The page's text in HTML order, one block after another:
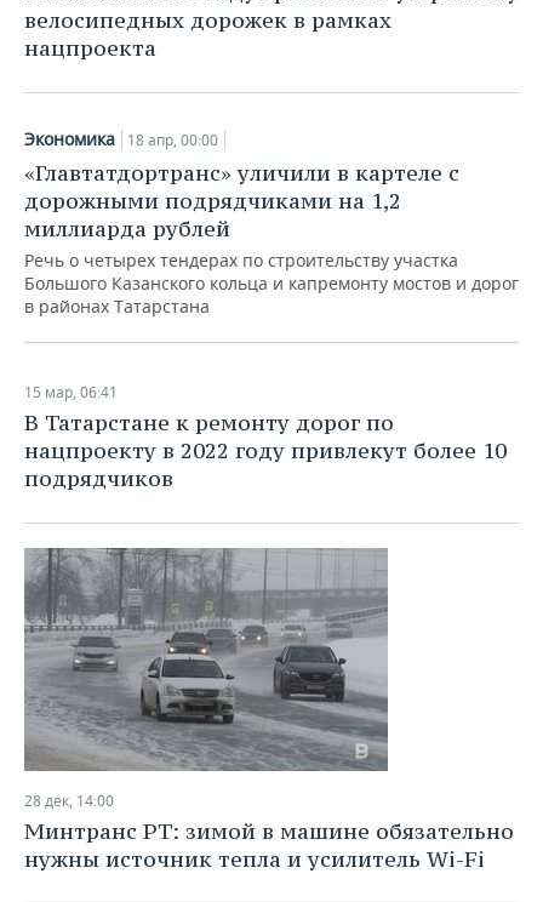
велосипедных дорожек в рамках
нацпроекта
Экономика 18 апр, 00:00
«Главтатдортранс» уличили в картеле с
дорожными подрядчиками на 1,2
миллиарда рублей
Речь о четырех тендерах по строительству участка
Большого Казанского кольца и капремонту мостов и дорог
в районах Татарстана
15 мар, 06:41
В Татарстане к ремонту дорог по
нацпроекту в 2022 году привлекут более 10
подрядчиков
28 дек, 14:00
Минтранс РТ: зимой в машине обязательно
нужны источник тепла и усилитель Wi-Fi